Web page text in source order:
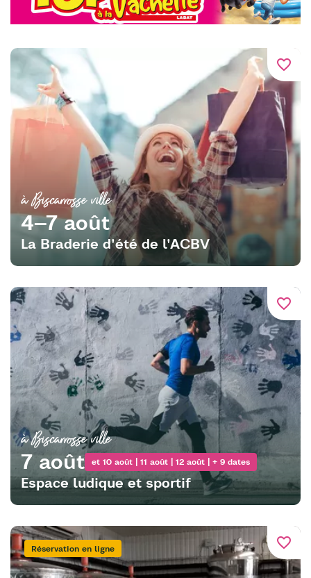
favorite_border
à Biscarrosse ville
4–7 août
La Braderie d'été de l'ACBV
favorite_border
à Biscarrosse ville
7 août et 10 août | 11 août | 12 août | + 9 dates
Espace ludique et sportif
favorite_border
Réservation en ligne